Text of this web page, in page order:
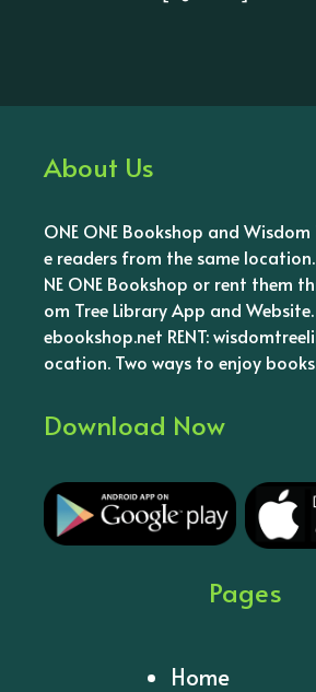
About Us
ONE ONE Bookshop and Wisdom
e readers from the same
NE ONE Bookshop or rent them
om Tree Library App and Website.
ebookshop.net RENT:
ocation. Two ways to enjoy
Download Now
Pages
Home